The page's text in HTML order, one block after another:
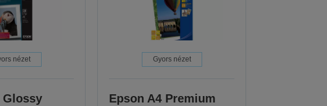
nézet
Glossy
Gyors nézet
Epson A4 Premium